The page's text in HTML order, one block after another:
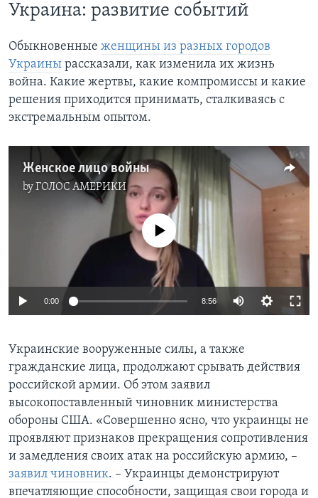
Украина: развитие событий
Обыкновенные женщины из разных городов
Украины рассказали, как изменила их жизнь
война. Какие жертвы, какие компромиссы и какие
решения приходится принимать, сталкиваясь с
экстремальным опытом.
Женское лицо войны
byГОЛОС АМЕРИКИ
No media source currently available
0:00 8:56
Украинские вооруженные силы, а также
гражданские лица, продолжают срывать действия
российской армии. Об этом заявил
высокопоставленный чиновник министерства
обороны США. «Совершенно ясно, что украинцы не
проявляют признаков прекращения сопротивления
и замедления своих атак на российскую армию, –
заявил чиновник. – Украинцы демонстрируют
впечатляющие способности, защищая свои города и